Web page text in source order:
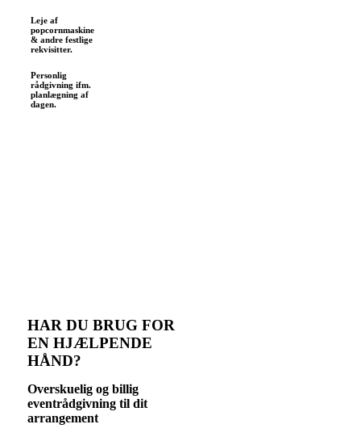
Leje af
popcornmaskine
& andre festlige
rekvisitter.
Personlig
rådgivning ifm.
planlægning af
dagen.
HAR DU BRUG FOR
EN HJÆLPENDE
HÅND?
Overskuelig og billig
eventrådgivning til dit
arrangement